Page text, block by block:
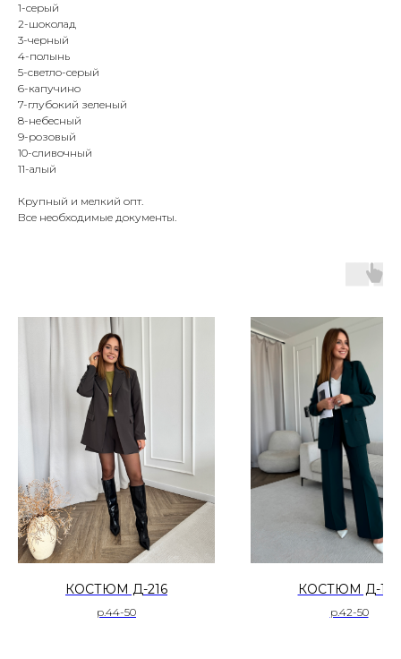
1-серый
2-шоколад
3-черный
4-полынь
5-светло-серый
6-капучино
7-глубокий зеленый
8-небесный
9-розовый
10-сливочный
11-алый
Крупный и мелкий опт.
Все необходимые документы.
КОСТЮМ Д-216
р.44-50
КОСТЮМ Д-105
р.42-50